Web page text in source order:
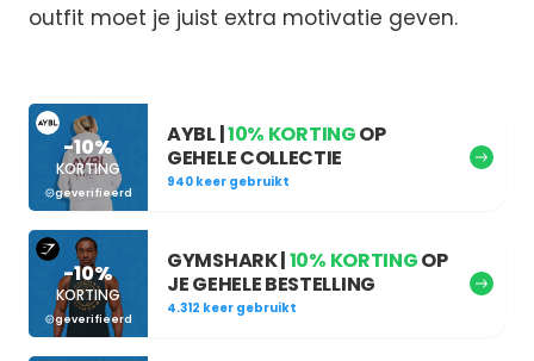
outfit moet je juist extra motivatie geven.
-10%
KORTING
geverifieerd
AYBL |10% KORTINGOP
GEHELE COLLECTIE
940 keer gebruikt
-10%
KORTING
geverifieerd
GYMSHARK |10% KORTINGOP
JE GEHELE BESTELLING
4.312 keer gebruikt